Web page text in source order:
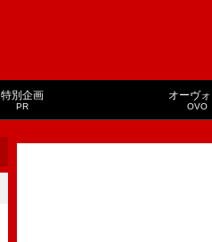
特別企画
PR
オーヴォ
OVO